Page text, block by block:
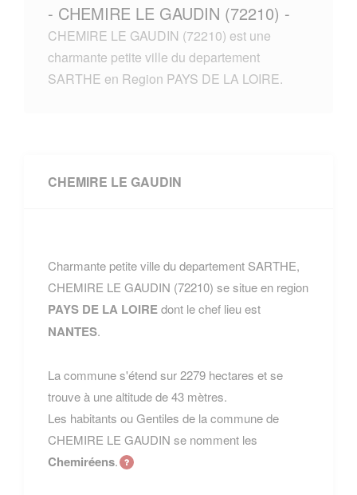
- CHEMIRE LE GAUDIN (72210) -
CHEMIRE LE GAUDIN (72210) est une
charmante petite ville du departement
SARTHE en Region PAYS DE LA LOIRE.
CHEMIRE LE GAUDIN
Charmante petite ville du departement SARTHE,
CHEMIRE LE GAUDIN (72210) se situe en region
PAYS DE LA LOIREdont le chef lieu est
NANTES.
La commune s'étend sur 2279 hectares et se
trouve à une altitude de 43 mètres.
Les habitants ou Gentiles de la commune de
CHEMIRE LE GAUDIN se nomment les
Chemiréens.